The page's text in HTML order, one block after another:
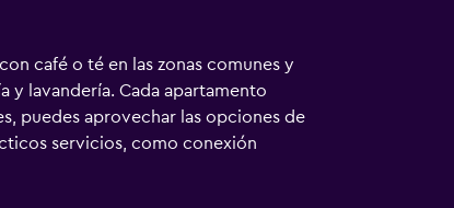
café o té en las zonas comunes y
y lavandería. Cada apartamento
puedes aprovechar las opciones de
servicios, como conexión
con caja fuerte y
una televisión de pantalla plana